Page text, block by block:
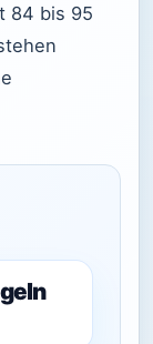
84 bis 95